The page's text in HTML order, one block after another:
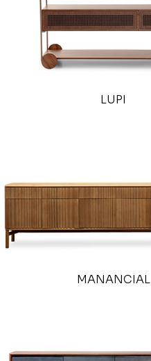
LUPI
MANANCIAL